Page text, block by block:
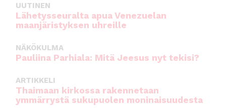
UUTINEN
Lähetysseuralta apua Venezuelan
maanjäristyksen uhreille
NÄKÖKULMA
Pauliina Parhiala: Mitä Jeesus nyt tekisi?
ARTIKKELI
Thaimaan kirkossa rakennetaan
ymmärrystä sukupuolen moninaisuudesta